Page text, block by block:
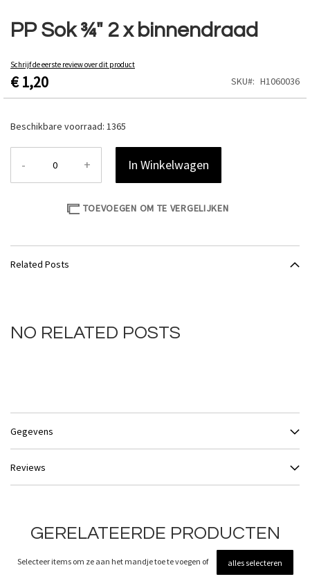
PP Sok ¾" 2 x binnendraad
Schrijf de eerste review over dit product
€ 1,20 SKU H1060036
Beschikbare voorraad: 1365
- + In Winkelwagen
TOEVOEGEN OM TE VERGELIJKEN
naar
het
van
de
afbeeldingen-
Related Posts
NO RELATED POSTS
Gegevens
Reviews
GERELATEERDE PRODUCTEN
Selecteer items om ze aan het mandje toe te voegen of alles selecteren